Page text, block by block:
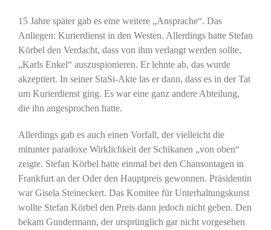
15 Jahre später gab es eine weitere „Ansprache“. Das
Anliegen: Kurierdienst in den Westen. Allerdings hatte Stefan
Körbel den Verdacht, dass von ihm verlangt werden sollte,
„Karls Enkel“ auszuspionieren. Er lehnte ab, das wurde
akzeptiert. In seiner StaSi-Akte las er dann, dass es in der Tat
um Kurierdienst ging. Es war eine ganz andere Abteilung,
die ihn angesprochen hatte.
Allerdings gab es auch einen Vorfall, der vielleicht die
mitunter paradoxe Wirklichkeit der Schikanen „von oben“
zeigte. Stefan Körbel hatte einmal bei den Chansontagen in
Frankfurt an der Oder den Hauptpreis gewonnen. Präsidentin
war Gisela Steineckert. Das Komitee für Unterhaltungskunst
wollte Stefan Körbel den Preis dann jedoch nicht geben. Den
bekam Gundermann, der ursprünglich gar nicht vorgesehen